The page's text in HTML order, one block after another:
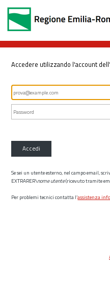
Accedere utilizzando l'account
Accedi
Se sei un utente esterno, nel campo email,
EXTRARER\nome utente(ricevuto tramite
Per problemi tecnici contatta l’assistenza